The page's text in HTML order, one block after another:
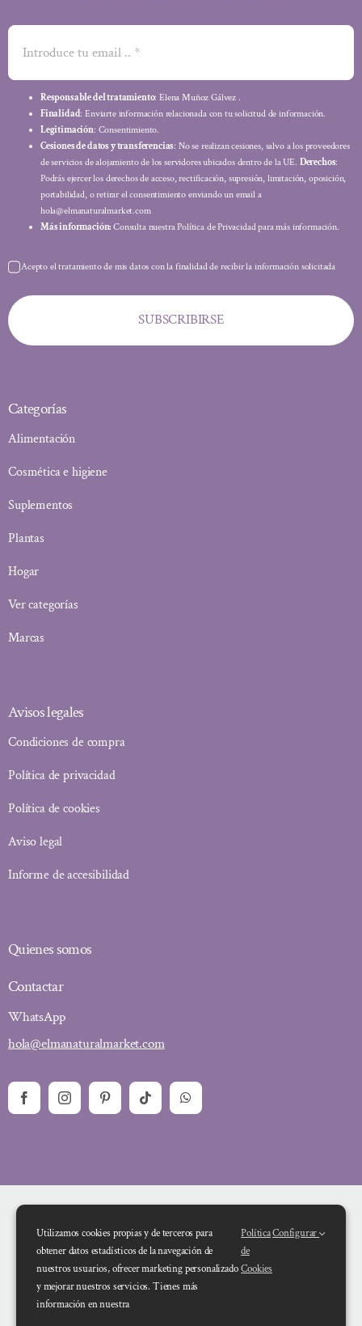
Responsable del tratamiento: Elena Muñoz Gálvez .
Finalidad: Enviarte información relacionada con tu solicitud de información.
Legitimación: Consentimiento.
Cesiones de datos y transferencias: No se realizan cesiones, salvo a los proveedores
de servicios de alojamiento de los servidores ubicados dentro de la UE. Derechos:
Podrás ejercer los derechos de acceso, rectificación, supresión, limitación, oposición,
portabilidad, o retirar el consentimiento enviando un email a
hola@elmanaturalmarket.com
Más información: Consulta nuestra Política de Privacidad para más información.
Acepto el tratamiento de mis datos con la finalidad de recibir la información solicitada
SUBSCRIBIRSE
Categorías
Alimentación
Cosmética e higiene
Suplementos
Plantas
Hogar
Ver categorías
Marcas
Avisos legales
Condiciones de compra
Política de privacidad
Política de cookies
Aviso legal
Informe de accesibilidad
Quienes somos
Contactar
WhatsApp
hola@elmanaturalmarket.com
Financiado por la Unión Europea – NextGenerationEU. Sin embargo, los
Utilizamos cookies propias y de terceros para
obtener datos estadísticos de la navegación de
nuestros usuarios, ofrecer marketing personalizado
y mejorar nuestros servicios. Tienes más
información en nuestra
Política
de
Cookies
Configurar